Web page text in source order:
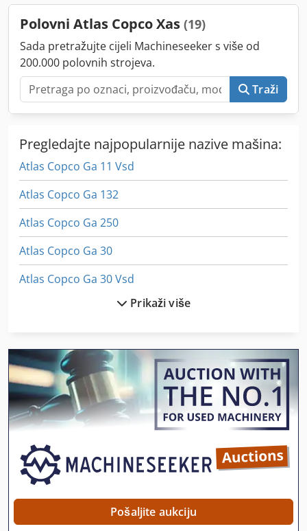
Polovni Atlas Copco Xas (19)
Sada pretražujte cijeli Machineseeker s više od
200.000 polovnih strojeva.
Traži
Pregledajte najpopularnije nazive mašina:
Atlas Copco Ga 11 Vsd
Atlas Copco Ga 132
Atlas Copco Ga 250
Atlas Copco Ga 30
Atlas Copco Ga 30 Vsd
Atlas Copco Xas 120
Atlas Copco Xas 125
Atlas Copco Xas 136 Dd
Atlas Copco Xas 146
Atlas Copco Xas 175
Atlas Copco Xas 185
Prikaži više
Pošaljite aukciju